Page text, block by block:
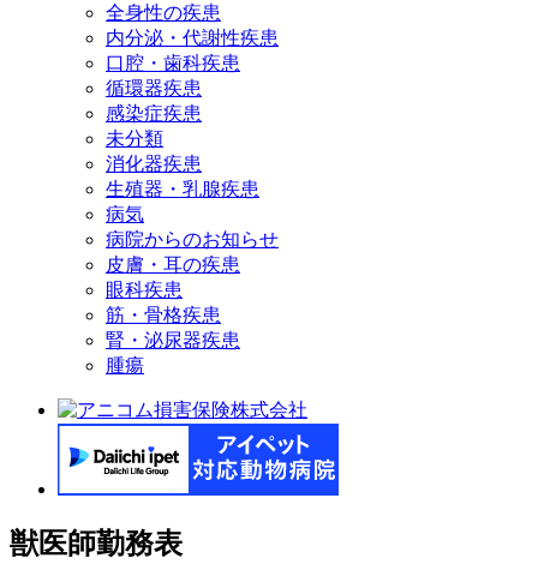
全身性の疾患
内分泌・代謝性疾患
口腔・歯科疾患
循環器疾患
感染症疾患
未分類
消化器疾患
生殖器・乳腺疾患
病気
病院からのお知らせ
皮膚・耳の疾患
眼科疾患
筋・骨格疾患
腎・泌尿器疾患
腫瘍
獣医師勤務表